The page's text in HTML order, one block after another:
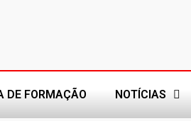
DE FORMAÇÃO NOTÍCIAS